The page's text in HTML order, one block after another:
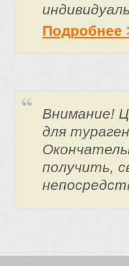
Подробнее
Внимание!
для
получить,